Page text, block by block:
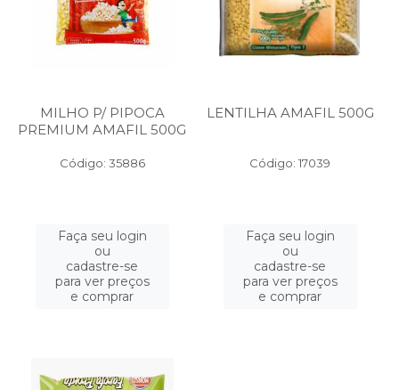
MILHO P/ PIPOCA
PREMIUM AMAFIL 500G
Código: 35886
Faça seu login
ou
cadastre-se
para ver preços
e comprar
LENTILHA AMAFIL 500G
Código: 17039
Faça seu login
ou
cadastre-se
para ver preços
e comprar